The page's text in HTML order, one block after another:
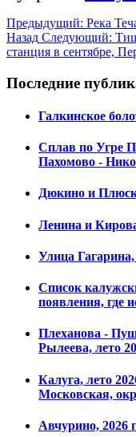
Предыдущий: Река
Назад Следующий:
станция в сентябре,
Последние
Галкинское
Сплав по Угре
Пахомово -
Дюкино и
Ленина и
Улица Гагарина,
Список
появления, где
Плеханова -
Рылеева, лето
Калуга, лето
Московская,
Авчурино, 2026